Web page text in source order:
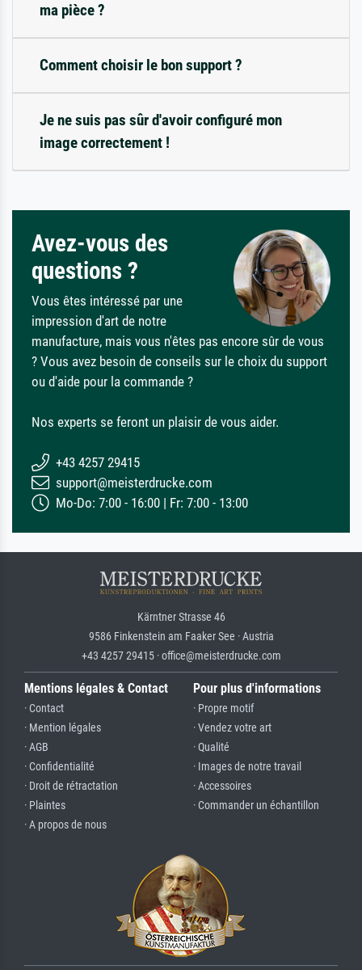
ma pièce ?
Comment choisir le bon support ?
Je ne suis pas sûr d'avoir configuré mon
image correctement !
Avez-vous des
questions ?
Vous êtes intéressé par une
impression d'art de notre
manufacture, mais vous n'êtes pas encore sûr de vous
? Vous avez besoin de conseils sur le choix du support
ou d'aide pour la commande ?
Nos experts se feront un plaisir de vous aider.
+43 4257 29415
support@meisterdrucke.com
Mo-Do: 7:00 - 16:00 | Fr: 7:00 - 13:00
Kärntner Strasse 46
9586 Finkenstein am Faaker See · Austria
+43 4257 29415 · office@meisterdrucke.com
Mentions légales & Contact
· Contact
· Mention légales
· AGB
· Confidentialité
· Droit de rétractation
· Plaintes
· A propos de nous
Pour plus d'informations
· Propre motif
· Vendez votre art
· Qualité
· Images de notre travail
· Accessoires
· Commander un échantillon